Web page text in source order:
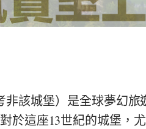
非該城堡）是全球夢幻旅
於這座13世紀的城堡，